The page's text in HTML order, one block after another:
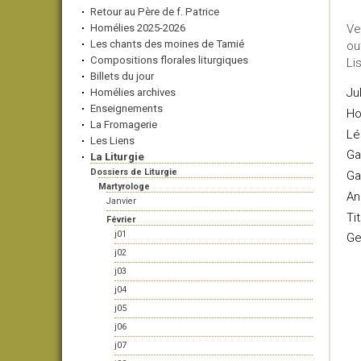
Retour au Père de f. Patrice
Homélies 2025-2026
Les chants des moines de Tamié
Compositions florales liturgiques
Billets du jour
Homélies archives
Enseignements
La Fromagerie
Les Liens
La Liturgie
Dossiers de Liturgie
Martyrologe
Janvier
Février
j01
j02
j03
j04
j05
j06
j07